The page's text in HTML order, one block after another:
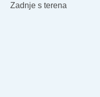
Zadnje s terena